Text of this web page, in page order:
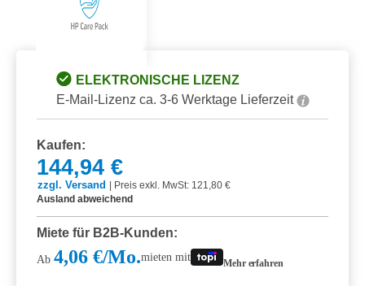
ELEKTRONISCHE LIZENZ
E-Mail-Lizenz ca. 3-6 Werktage Lieferzeit
Kaufen:
144,94 €
zzgl. Versand
Preis exkl. MwSt: 121,80 €
Ausland abweichend
Miete für B2B-Kunden:
Ab 4,06 €/Mo.mieten mit Mehr erfahren